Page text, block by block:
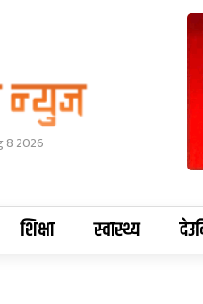
8 2026
शिक्षा स्वास्थ्य